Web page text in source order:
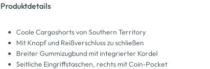
Produktdetails
Coole Cargoshorts von Southern Territory
Mit Knopf und Reißverschluss zu schließen
Breiter Gummizugbund mit integrierter Kordel
Seitliche Eingriffstaschen, rechts mit Coin-Pocket